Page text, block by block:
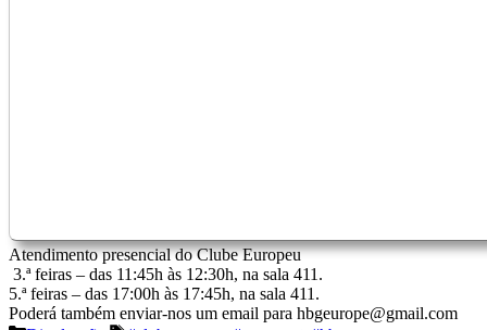
Atendimento presencial do Clube Europeu
3.ª feiras – das 11:45h às 12:30h, na sala 411.
5.ª feiras – das 17:00h às 17:45h, na sala 411.
Poderá também enviar-nos um email para hbgeurope@gmail.com